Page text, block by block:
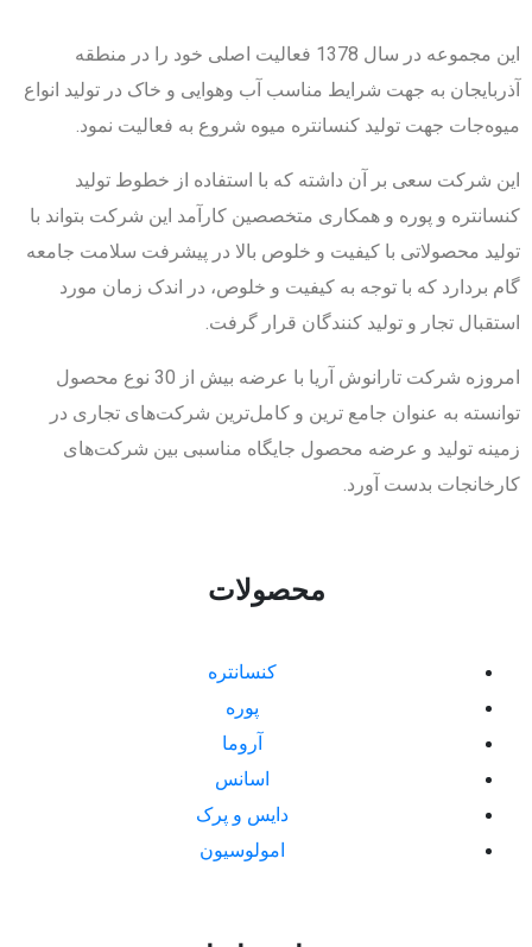
این مجموعه در سال 1378 فعالیت اصلی خود را در منطقه
آذربایجان به جهت شرایط مناسب آب وهوایی و خاک در تولید انواع
میوه‌جات جهت تولید کنسانتره میوه شروع به فعالیت نمود.
این شرکت سعی بر آن داشته که با استفاده از خطوط تولید
کنسانتره و پوره و همکاری متخصصین کارآمد این شرکت بتواند با
تولید محصولاتی با کیفیت و خلوص بالا در پیشرفت سلامت جامعه
گام بردارد که با توجه به کیفیت و خلوص، در اندک زمان مورد
استقبال تجار و تولید کنندگان قرار گرفت.
امروزه شرکت تارانوش آریا با عرضه بیش از 30 نوع محصول
توانسته به عنوان جامع ترین و کامل‌ترین شرکت‌های تجاری در
زمینه تولید و عرضه محصول جایگاه مناسبی بین شرکت‌های
کارخانجات بدست آورد.
محصولات
کنسانتره
پوره
آروما
اسانس
دایس و پرک
امولوسیون